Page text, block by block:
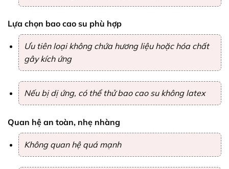
Lựa chọn bao cao su phù hợp
Ưu tiên loại không chứa hương liệu hoặc hóa chất
gây kích ứng
Nếu bị dị ứng, có thể thử bao cao su không latex
Quan hệ an toàn, nhẹ nhàng
Không quan hệ quá mạnh